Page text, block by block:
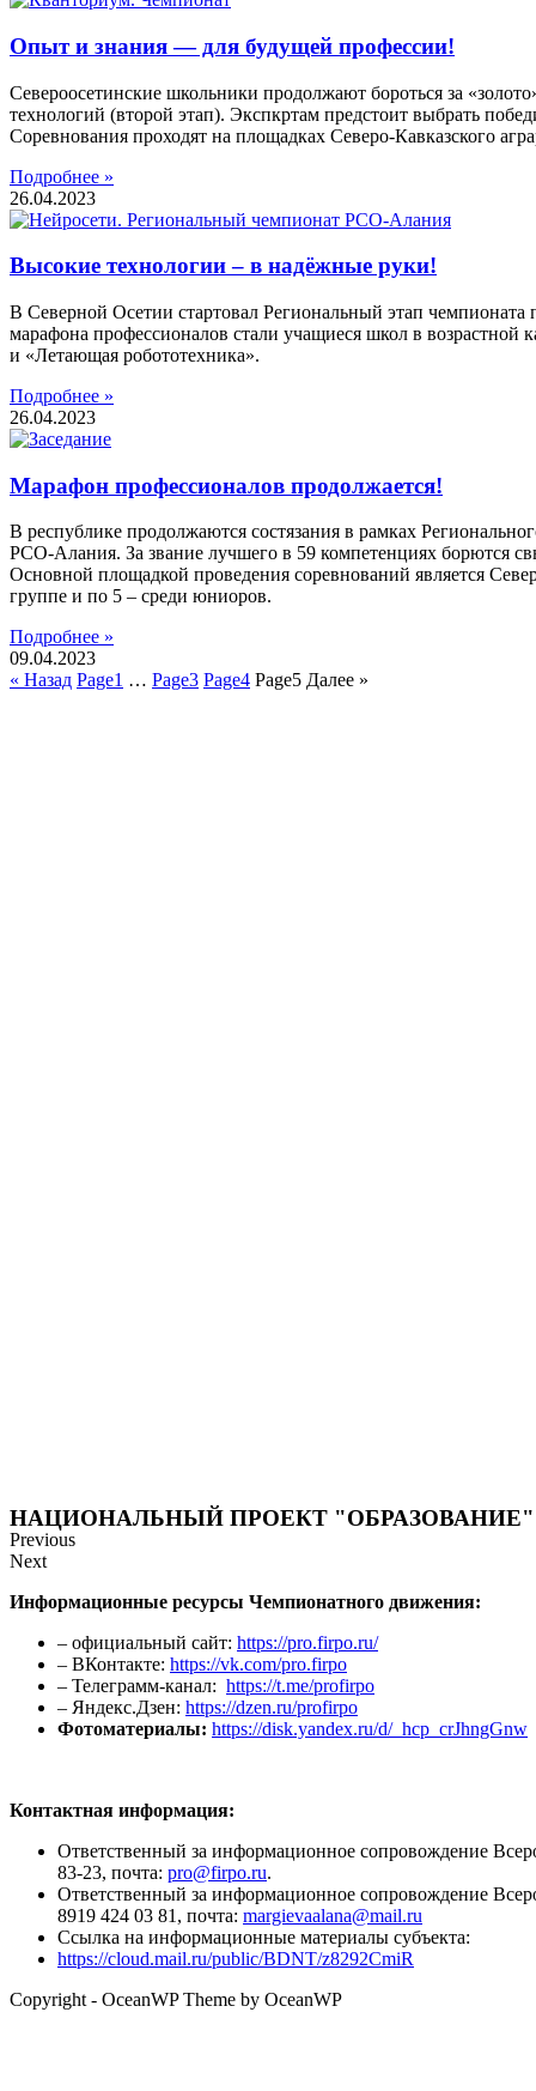
Опыт и знания — для будущей профессии!
Североосетинские школьники продолжают бороться за
технологий (второй этап). Экспкртам предстоит выбрать
Соревнования проходят на площадках Северо-Кавказского
Подробнее »
26.04.2023
Высокие технологии – в надёжные руки!
В Северной Осетии стартовал Региональный этап
марафона профессионалов стали учащиеся школ в
и «Летающая робототехника».
Подробнее »
26.04.2023
Марафон профессионалов продолжается!
В республике продолжаются состязания в рамках
РСО-Алания. За звание лучшего в 59 компетенциях борются
Основной площадкой проведения соревнований является
группе и по 5 – среди юниоров.
Подробнее »
09.04.2023
« Назад Page1 … Page3 Page4 Page5 Далее »
НАЦИОНАЛЬНЫЙ ПРОЕКТ "ОБРАЗОВАНИЕ"
Previous
Next
Информационные ресурсы Чемпионатного движения:
– официальный сайт: https://pro.firpo.ru/
– ВКонтакте: https://vk.com/pro.firpo
– Телеграмм-канал: https://t.me/profirpo
– Яндекс.Дзен: https://dzen.ru/profirpo
Фотоматериалы: https://disk.yandex.ru/d/_hcp_crJhngGnw
Контактная информация:
Ответственный за информационное сопровождение
83-23, почта: pro@firpo.ru.
Ответственный за информационное сопровождение
8919 424 03 81, почта: margievaalana@mail.ru
Ссылка на информационные материалы субъекта:
https://cloud.mail.ru/public/BDNT/z8292CmiR
Copyright - OceanWP Theme by OceanWP